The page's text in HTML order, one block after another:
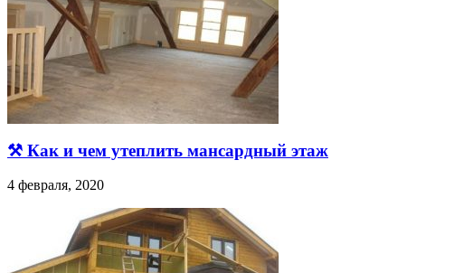
⚒️ Как и чем утеплить мансардный этаж
4 февраля, 2020